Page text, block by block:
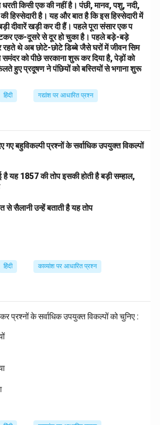
किसी एक की नहीं है। पंछी, मानव, पशु, नदी,
हिस्सेदारी है। यह और बात है कि इस हिस्सेदारी में
दीवारें खड़ी कर दी हैं। पहले पूरा संसार एक प
एक-दूसरे से दूर हो चुका है। पहले बड़े-बड़े
थे अब छोटे-छोटे डिब्बे जैसे घरों में जीवन सिम
को पीछे सरकाना शुरू कर दिया है, पेड़ों को
हुए प्रदूषण ने पंछियों को बस्तियों से भगाना शुरू
हिंदी गद्यांश पर आधारित प्रश्न
गए बहुविकल्पी प्रश्नों के सर्वाधिक उपयुक्त विकल्पों
यह 1857 की तोप इसकी होती है बड़ी सम्हाल,
सैलानी उन्हें बताती है यह तोप
हिंदी काव्यांश पर आधारित प्रश्न
प्रश्नों के सर्वाधिक उपयुक्त विकल्पों को चुनिए :